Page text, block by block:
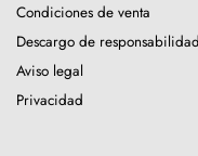
Condiciones de venta
Descargo de responsabilidad
Aviso legal
Privacidad